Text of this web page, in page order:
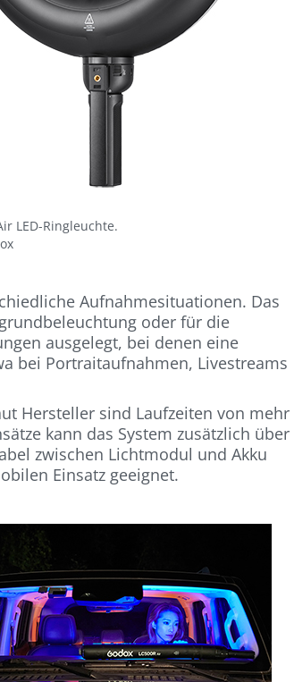
LED-Ringleuchte.
Aufnahmesituationen. Das
oder für die
ausgelegt, bei denen eine
bei Portraitaufnahmen, Livestreams
Hersteller sind Laufzeiten von mehr
kann das System zusätzlich über
zwischen Lichtmodul und Akku
Einsatz geeignet.